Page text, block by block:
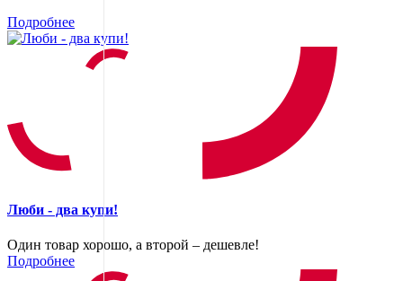
Подробнее
Люби - два купи!
Один товар хорошо, а второй – дешевле!
Подробнее